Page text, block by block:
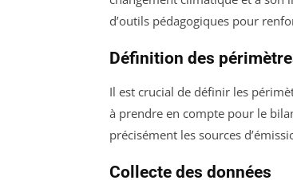
d’outils pédagogiques pour
Définition des
Il est crucial de définir les
à prendre en compte pour le
précisément les sources
Collecte des données